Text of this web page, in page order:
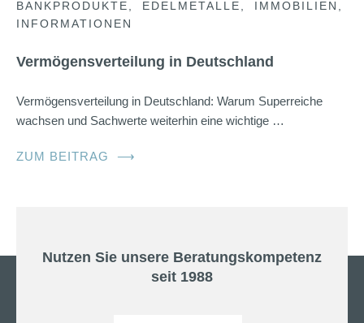
BANKPRODUKTE
EDELMETALLE
IMMOBILIEN
INFORMATIONEN
Vermögensverteilung in Deutschland
Vermögensverteilung in Deutschland: Warum Superreiche
wachsen und Sachwerte weiterhin eine wichtige …
ZUM BEITRAG ⟶
Nutzen Sie unsere Beratungskompetenz
seit 1988